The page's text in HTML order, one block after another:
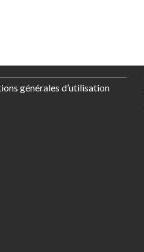
générales d’utilisation